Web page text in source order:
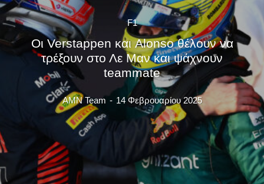
F1
Οι Verstappen και Alonso θέλουν να
τρέξουν στο Λε Μαν και ψάχνουν
teammate
AMN Team - 14 Φεβρουαρίου 2025